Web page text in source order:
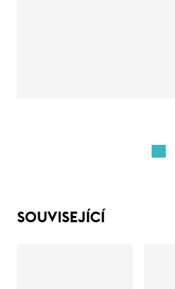
SOUVISEJÍCÍ